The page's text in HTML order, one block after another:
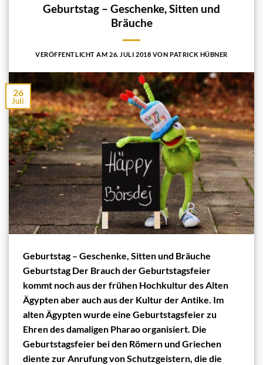
Geburtstag – Geschenke, Sitten und
Bräuche
VERÖFFENTLICHT AM26. JULI 2018 VONPATRICK HÜBNER
26
Juli
Geburtstag – Geschenke, Sitten und Bräuche
Geburtstag Der Brauch der Geburtstagsfeier
kommt noch aus der frühen Hochkultur des Alten
Ägypten aber auch aus der Kultur der Antike. Im
alten Ägypten wurde eine Geburtstagsfeier zu
Ehren des damaligen Pharao organisiert. Die
Geburtstagsfeier bei den Römern und Griechen
diente zur Anrufung von Schutzgeistern, die die